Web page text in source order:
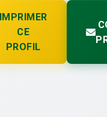
CE
PROFIL